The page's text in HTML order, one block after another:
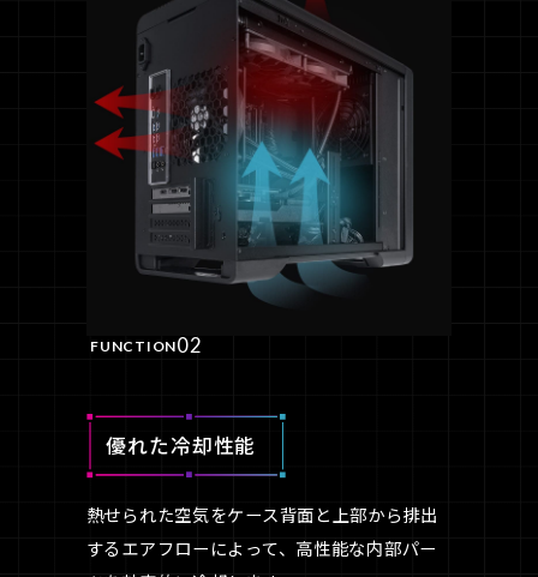
FUNCTION02
優れた冷却性能
熱せられた空気をケース背面と上部から排出
するエアフローによって、高性能な内部パー